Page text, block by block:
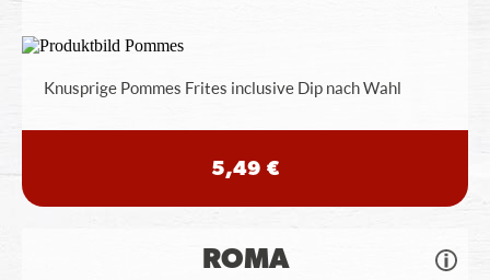
Knusprige Pommes Frites inclusive Dip nach Wahl
5,49 €
ROMA